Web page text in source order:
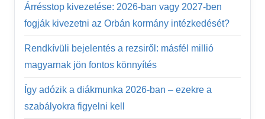
Árrésstop kivezetése: 2026-ban vagy 2027-ben
fogják kivezetni az Orbán kormány intézkedését?
Rendkívüli bejelentés a rezsiről: másfél millió
magyarnak jön fontos könnyítés
Így adózik a diákmunka 2026-ban – ezekre a
szabályokra figyelni kell